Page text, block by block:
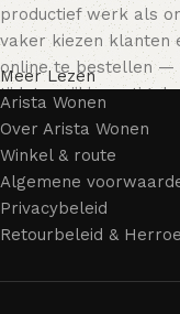
productief werk als
vaker kiezen klanten
online te bestellen —
tijd, terwijl je rustig
meubelstuk kiest dat
een uitgebreide
kantoor.
Meubelproductie is
Meer Lezen
Arista Wonen
Over Arista Wonen
Winkel & route
Algemene
Privacybeleid
Retourbeleid &